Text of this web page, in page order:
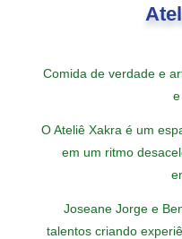
Comida de verdade e
O Ateliê Xakra é um
em um ritmo
Joseane Jorge e
talentos criando